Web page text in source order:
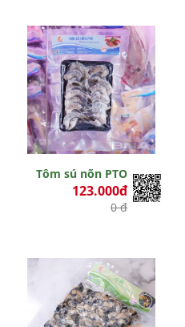
Tôm sú nõn PTO
123.000đ
0 đ